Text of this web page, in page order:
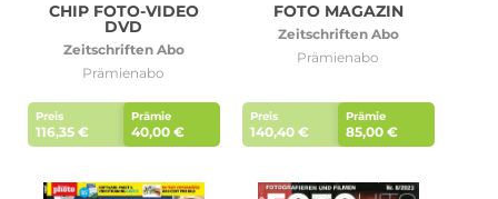
Musik-Streaming Abo Pay TV Abo
Roller Abo Schmuck Abo
CHIP FOTO-VIDEO
DVD
Zeitschriften Abo
Prämienabo
Preis
116,35 €
Prämie
40,00 €
FOTO MAGAZIN
Zeitschriften Abo
Prämienabo
Preis
140,40 €
Prämie
85,00 €